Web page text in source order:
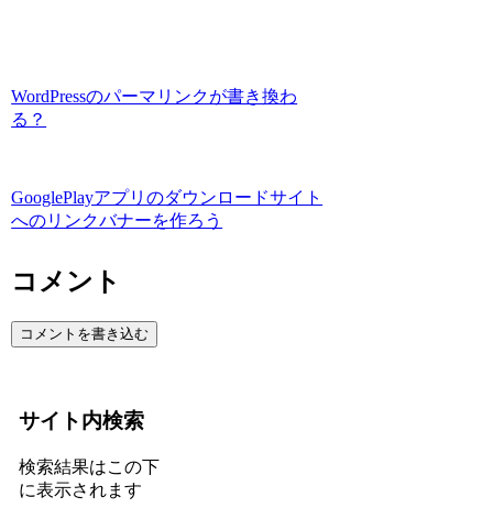
WordPressのパーマリンクが書き換わ
る？
GooglePlayアプリのダウンロードサイト
へのリンクバナーを作ろう
コメント
コメントを書き込む
サイト内検索
検索結果はこの下
に表示されます